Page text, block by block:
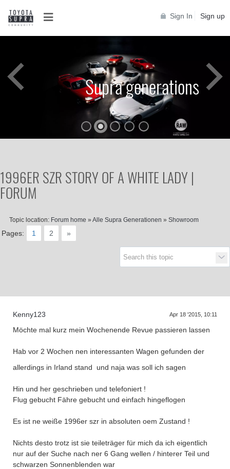
Sign In Sign up
Supra generations
1996ER SZR STORY OF A WHITE LADY |
FORUM
Topic location: Forum home » Alle Supra Generationen » Showroom
Pages: 1 2 »
Kenny123 Apr 18 '2015, 10:11
Möchte mal kurz mein Wochenende Revue passieren lassen
Hab vor 2 Wochen nen interessanten Wagen gefunden der
allerdings in Irland stand
und naja was soll ich sagen
Hin und her geschrieben und telefoniert !
Flug gebucht Fähre gebucht und einfach hingeflogen
Es ist ne weiße 1996er szr in absoluten oem Zustand !
Nichts desto trotz ist sie teileträger für mich da ich eigentlich
nur auf der Suche nach ner 6 Gang wellen / hinterer Teil und
schwarzen Sonnenblenden war